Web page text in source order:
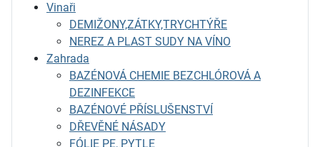
Vinaři
DEMIŽONY,ZÁTKY,TRYCHTÝŘE
NEREZ A PLAST SUDY NA VÍNO
Zahrada
BAZÉNOVÁ CHEMIE BEZCHLÓROVÁ A
DEZINFEKCE
BAZÉNOVÉ PŘÍSLUŠENSTVÍ
DŘEVĚNÉ NÁSADY
FÓLIE PE, PYTLE